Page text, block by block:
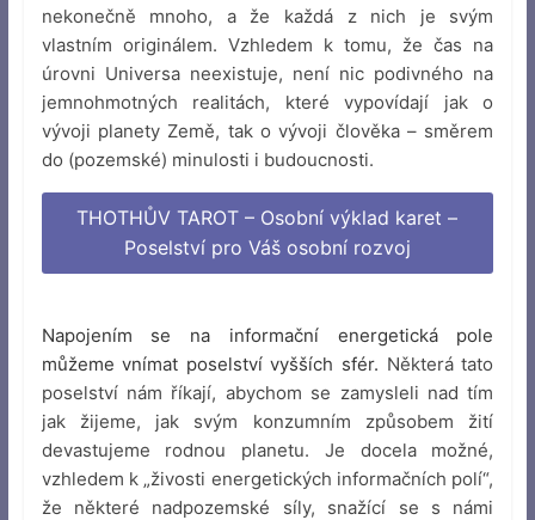
nekonečně mnoho, a že každá z nich je svým
vlastním originálem. Vzhledem k tomu, že čas na
úrovni Universa neexistuje, není nic podivného na
jemnohmotných realitách, které vypovídají jak o
vývoji planety Země, tak o vývoji člověka – směrem
do (pozemské) minulosti i budoucnosti.
THOTHŮV TAROT – Osobní výklad karet –
Poselství pro Váš osobní rozvoj
Napojením se na informační energetická pole
můžeme vnímat poselství vyšších sfér. Některá tato
poselství nám říkají, abychom se zamysleli nad tím
jak žijeme, jak svým konzumním způsobem žití
devastujeme rodnou planetu. Je docela možné,
vzhledem k „živosti energetických informačních polí“,
že některé nadpozemské síly, snažící se s námi